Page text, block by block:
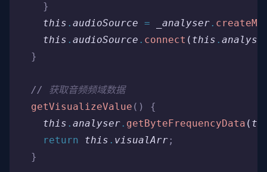
    }
    this
. audioSource = _analyser .
    this
. audioSource . connect ( this .
  }
  //
获取音频频域数据
  getVisualizeValue
()
{
    this
. analyser . getByteFrequencyData (
    return
this . visualArr ;
  }